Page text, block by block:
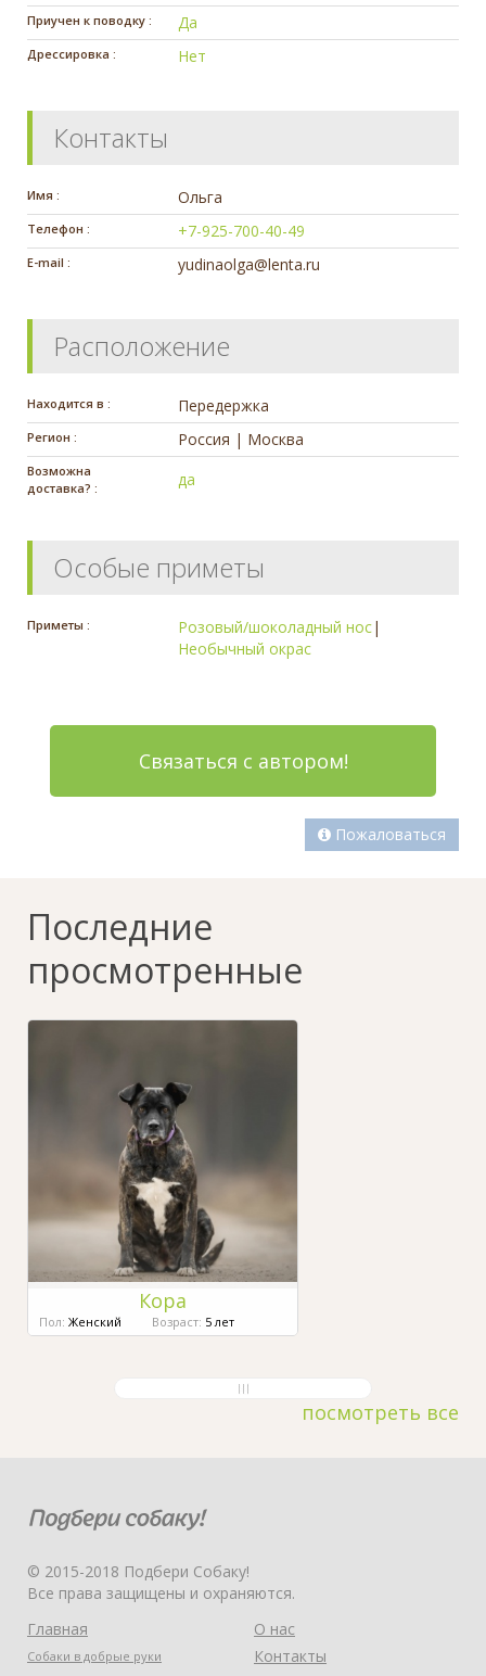
Приучен к поводку : Да
Дрессировка : Нет
Контакты
Имя : Ольга
Телефон : +7-925-700-40-49
E-mail : yudinaolga@lenta.ru
Расположение
Находится в : Передержка
Регион : Россия | Москва
Возможна
доставка? :
да
Особые приметы
Приметы : Розовый/шоколадный нос|
Необычный окрас
Связаться с автором!
Пожаловаться
Последние
просмотренные
Кора
Пол: Женский Возраст: 5 лет
посмотреть все
© 2015-2018 Подбери Собаку!
Все права защищены и охраняются.
Главная
Собаки в добрые руки
О нас
Контакты